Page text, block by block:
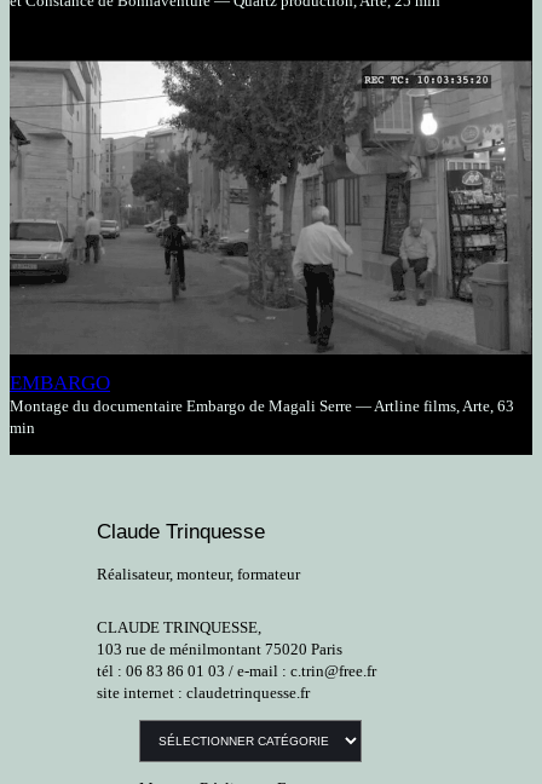
EMBARGO
Montage du documentaire Embargo de Magali Serre — Artline films, Arte, 63
min
Claude Trinquesse
Réalisateur, monteur, formateur
CLAUDE TRINQUESSE,
103 rue de ménilmontant 75020 Paris
tél : 06 83 86 01 03 / e-mail : c.trin@free.fr
site internet : claudetrinquesse.fr
Catégories